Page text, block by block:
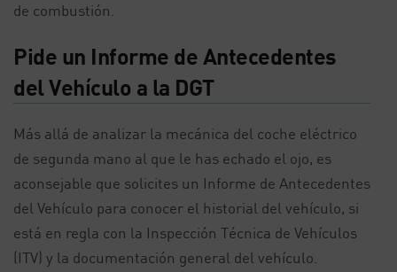
de combustión.
Pide un Informe de Antecedentes
del Vehículo a la DGT
Más allá de analizar la mecánica del coche eléctrico
de segunda mano al que le has echado el ojo, es
aconsejable que solicites un Informe de Antecedentes
del Vehículo para conocer el historial del vehículo, si
está en regla con la Inspección Técnica de Vehículos
(ITV) y la documentación general del vehículo.